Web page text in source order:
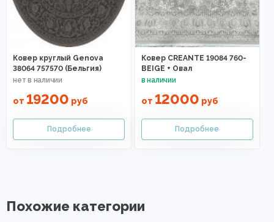
Ковер круглый Genova
38064 757570 (Бельгия)
от 19200 руб
Ковер CREANTE 19084 760-
BEIGE + Овал
от 12000 руб
Похожие категории